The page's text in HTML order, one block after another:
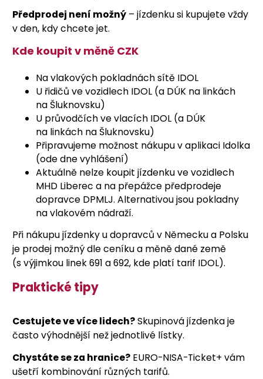
Předprodej není možný – jízdenku si kupujete vždy
v den, kdy chcete jet.
Kde koupit v měně CZK
Na vlakových pokladnách sítě IDOL
U řidičů ve vozidlech IDOL (a DÚK na linkách
na Šluknovsku)
U průvodčích ve vlacích IDOL (a DÚK
na linkách na Šluknovsku)
Připravujeme možnost nákupu v aplikaci Idolka
(ode dne vyhlášení)
Aktuálně nelze koupit jízdenku ve vozidlech
MHD Liberec a na přepážce předprodeje
dopravce DPMLJ. Alternativou jsou pokladny
na vlakovém nádraží.
Při nákupu jízdenky u dopravců v Německu a Polsku
je prodej možný dle ceníku a měně dané země
(s výjimkou linek 691 a 692, kde platí tarif IDOL).
Praktické tipy
Cestujete ve více lidech?Skupinová jízdenka je
často výhodnější než jednotlivé lístky.
Chystáte se za hranice? EURO-NISA-Ticket+ vám
ušetří kombinování různých tarifů.